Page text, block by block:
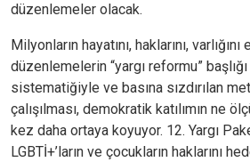
düzenlemeler olacak.
Milyonların hayatını, haklarını,
düzenlemelerin “yargı reformu”
sistematiğiyle ve basına sızdırılan
çalışılması, demokratik katılımın ne
kez daha ortaya koyuyor. 12. Yargı
LGBTİ+’ların ve çocukların haklarını